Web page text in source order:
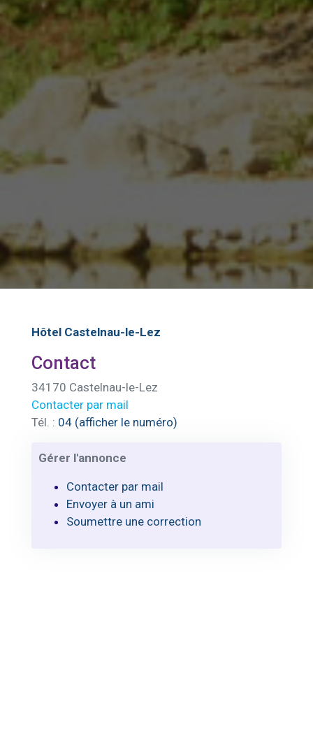
Hôtel Castelnau-le-Lez
Contact
34170 Castelnau-le-Lez
Contacter par mail
Tél. : 04 (afficher le numéro)
Gérer l'annonce
Contacter par mail
Envoyer à un ami
Soumettre une correction